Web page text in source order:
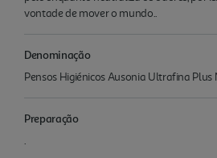
vontade de mover o mundo..
Denominação
Pensos Higiénicos Ausonia Ultrafina Plus
Preparação
.